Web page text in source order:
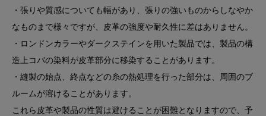
・張りや質感についても幅があり、張りの強いものからしなやか
なものまで様々ですが、皮革の強度や耐久性に差はありません。
・ロンドンカラーやダークステインを用いた製品では、製品の構
造上コバの染料が皮革部分に移染することがあります。
・縫製の始点、終点などの糸の熱処理を行った部分は、周囲のブ
ルームが溶けることがあります。
これら皮革や製品の性質は避けることが困難となりますので、予